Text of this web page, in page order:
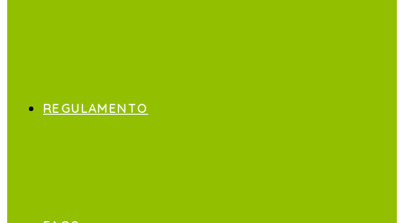
REGULAMENTO